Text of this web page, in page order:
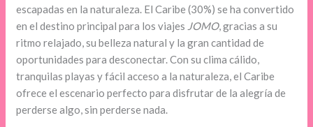
escapadas en la naturaleza. El Caribe (30%) se ha convertido
en el destino principal para los viajes JOMO, gracias a su
ritmo relajado, su belleza natural y la gran cantidad de
oportunidades para desconectar. Con su clima cálido,
tranquilas playas y fácil acceso a la naturaleza, el Caribe
ofrece el escenario perfecto para disfrutar de la alegría de
perderse algo, sin perderse nada.